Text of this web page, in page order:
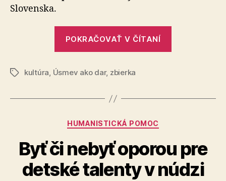
Slovenska.
POKRAČOVAŤ V ČÍTANÍ
pódium“
Značkykultúra, Úsmev ako dar, zbierka
Kategórie
HUMANISTICKÁ POMOC
Byť či nebyť oporou pre
detské talenty v núdzi